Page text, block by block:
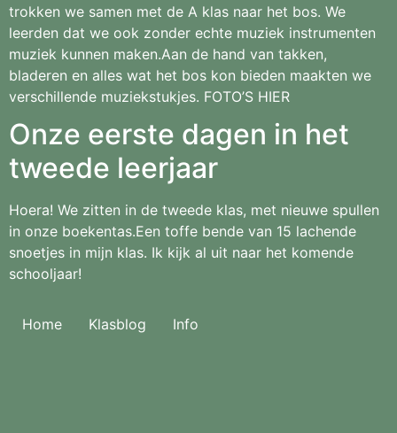
trokken we samen met de A klas naar het bos. We
leerden dat we ook zonder echte muziek instrumenten
muziek kunnen maken.Aan de hand van takken,
bladeren en alles wat het bos kon bieden maakten we
verschillende muziekstukjes. FOTO’S HIER
Onze eerste dagen in het
tweede leerjaar
Hoera! We zitten in de tweede klas, met nieuwe spullen
in onze boekentas.Een toffe bende van 15 lachende
snoetjes in mijn klas. Ik kijk al uit naar het komende
schooljaar!
Home Klasblog Info